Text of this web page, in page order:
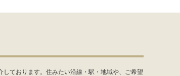
ております。住みたい沿線・駅・地域や、ご希望